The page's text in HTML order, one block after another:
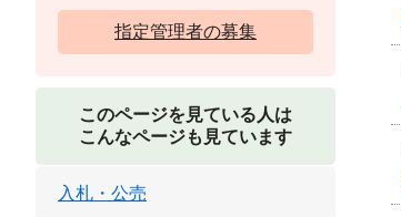
指定管理者の募集
このページを見ている人は
こんなページも見ています
入札・公売